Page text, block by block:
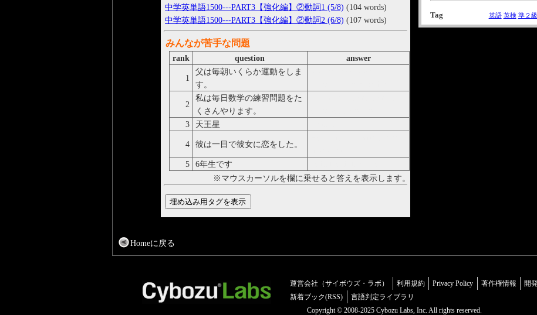
Tag 英語 英検 準２級
中学英単語1500---PART3【強化編】②動詞1 (5/8) (104 words)
中学英単語1500---PART3【強化編】②動詞2 (6/8) (107 words)
みんなが苦手な問題
rank question answer
1
父は毎朝いくらか運動をしま
す。
2
私は毎日数学の練習問題をた
くさんやります。
3
天王星
4 彼は一目で彼女に恋をした。
5
6年生です
※マウスカーソルを欄に乗せると答えを表示します。
Homeに戻る
運営会社（サイボウズ・ラボ） 利用規約 Privacy Policy 著作権情報 開
新着ブック(RSS)
言語判定ライブラリ
Copyright © 2008-2025 Cybozu Labs, Inc. All rights reserved.